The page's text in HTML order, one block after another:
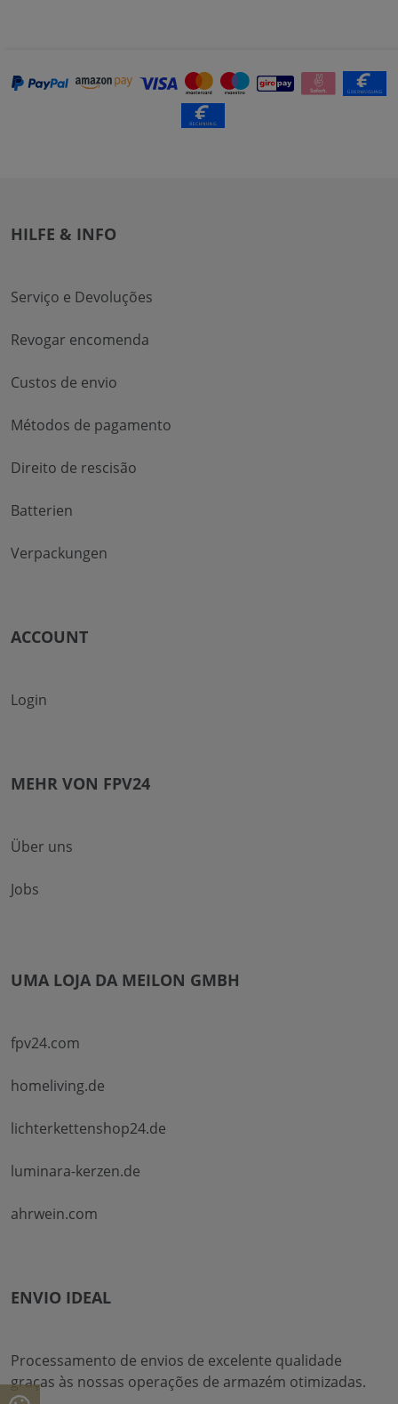
HILFE & INFO
Serviço e Devoluções
Revogar encomenda
Custos de envio
Métodos de pagamento
Direito de rescisão
Batterien
Verpackungen
ACCOUNT
Login
MEHR VON FPV24
Über uns
Jobs
UMA LOJA DA MEILON GMBH
fpv24.com
homeliving.de
lichterkettenshop24.de
luminara-kerzen.de
ahrwein.com
ENVIO IDEAL
Processamento de envios de excelente qualidade
graças às nossas operações de armazém otimizadas.